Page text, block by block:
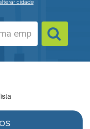
cidade